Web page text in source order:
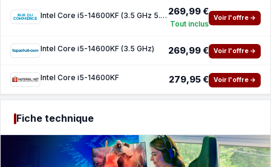
Intel Core i5-14600KF (3.5 GHz 5.3 GHz) 269,99 €
Tout inclus
Voir l'offre →
Intel Core i5-14600KF (3.5 GHz) 269,99 € Voir l'offre →
Intel Core i5-14600KF 279,95 € Voir l'offre →
Fiche technique